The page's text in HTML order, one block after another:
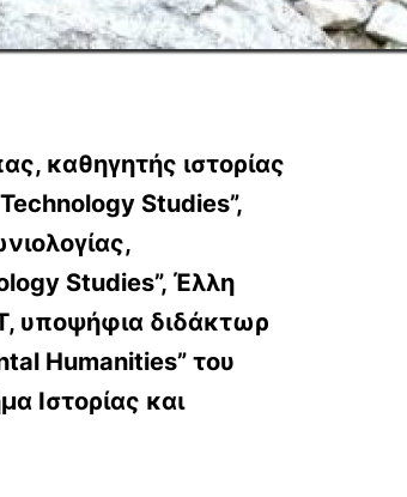
καθηγητής ιστορίας
Studies”,
Studies”, Έλλη
υποψήφια διδάκτωρ
Humanities” του
Ιστορίας και